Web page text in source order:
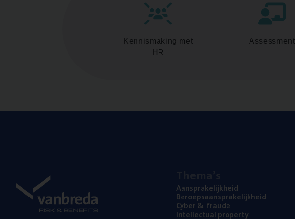
Kennismaking met
HR
Assessment
Aan­spra­ke­lijk­heid
Beroeps­aan­spra­ke­lijk­heid
Cyber& fraude
Intel­lec­tu­al property